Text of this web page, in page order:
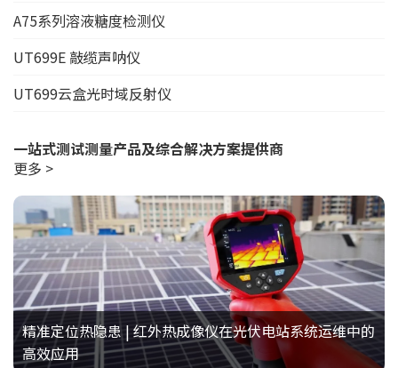
A75系列溶液糖度检测仪
UT699E 敲缆声呐仪
UT699云盒光时域反射仪
一站式测试测量产品及综合解决方案提供商
更多 >
精准定位热隐患 | 红外热成像仪在光伏电站系统运维中的
高效应用